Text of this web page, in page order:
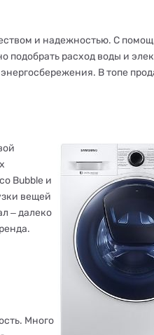
и надежностью. С
расход воды и
В топе
Bubble и
вещей
‒ далеко
Много